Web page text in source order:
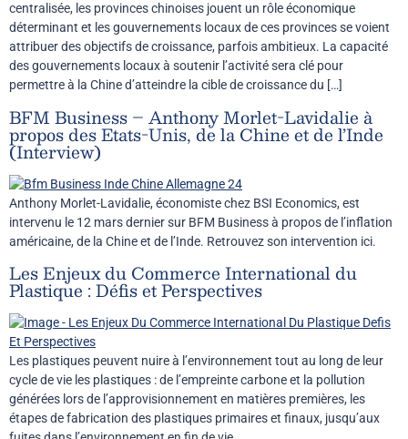
centralisée, les provinces chinoises jouent un rôle économique
déterminant et les gouvernements locaux de ces provinces se voient
attribuer des objectifs de croissance, parfois ambitieux. La capacité
des gouvernements locaux à soutenir l’activité sera clé pour
permettre à la Chine d’atteindre la cible de croissance du […]
BFM Business – Anthony Morlet-Lavidalie à
propos des Etats-Unis, de la Chine et de l’Inde
(Interview)
Anthony Morlet-Lavidalie, économiste chez BSI Economics, est
intervenu le 12 mars dernier sur BFM Business à propos de l’inflation
américaine, de la Chine et de l’Inde. Retrouvez son intervention ici.
Les Enjeux du Commerce International du
Plastique : Défis et Perspectives
Les plastiques peuvent nuire à l’environnement tout au long de leur
cycle de vie les plastiques : de l’empreinte carbone et la pollution
générées lors de l’approvisionnement en matières premières, les
étapes de fabrication des plastiques primaires et finaux, jusqu’aux